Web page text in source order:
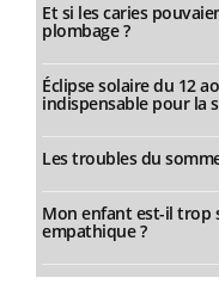
Et si les caries
plombage ?
Éclipse solaire du 12
indispensable pour la
Les troubles du
Mon enfant est-il trop
empathique ?